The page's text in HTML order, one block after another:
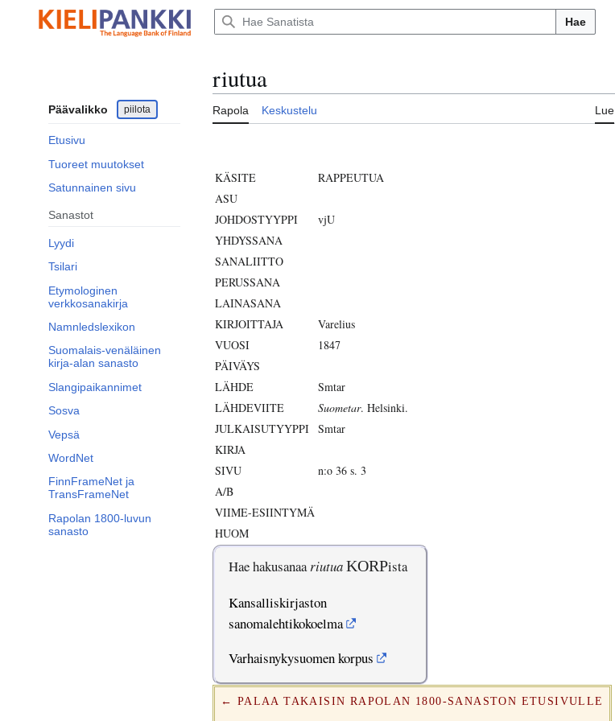
sisältöön
Hae
Päävalikko piilota
Etusivu
Tuoreet muutokset
Satunnainen sivu
Sanastot
Lyydi
Tsilari
Etymologinen
verkkosanakirja
Namnledslexikon
Suomalais-venäläinen
kirja-alan sanasto
Slangipaikannimet
Sosva
Vepsä
WordNet
FinnFrameNet ja
TransFrameNet
Rapolan 1800-luvun
sanasto
riutua
Rapola Keskustelu Lue
KÄSITE
RAPPEUTUA
ASU
JOHDOSTYYPPI
vjU
YHDYSSANA
SANALIITTO
PERUSSANA
LAINASANA
KIRJOITTAJA
Varelius
VUOSI
1847
PÄIVÄYS
LÄHDE
Smtar
LÄHDEVIITE
Suometar. Helsinki.
JULKAISUTYYPPI Smtar
KIRJA
SIVU
n:o 36 s. 3
A/B
VIIME-ESIINTYMÄ
HUOM
Hae hakusanaariutuaKORPista
Kansalliskirjaston
sanomalehtikokoelma
Varhaisnykysuomen korpus
← PALAA TAKAISIN RAPOLAN 1800-SANASTON ETUSIVULLE